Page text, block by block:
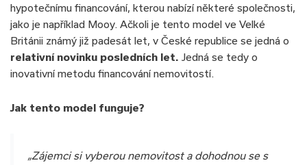
hypotečnímu financování, kterou nabízí některé společnosti,
jako je například Mooy. Ačkoli je tento model ve Velké
Británii známý již padesát let, v České republice se jedná o
relativní novinku posledních let. Jedná se tedy o
inovativní metodu financování nemovitostí.
Jak tento model funguje?
„Zájemci si vyberou nemovitost a dohodnou se s